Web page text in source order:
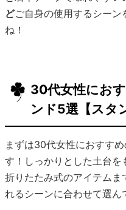
どご自身の使用するシーン
ね！
30代女性にお
ンド5選【スタ
まずは30代女性におすす
す！しっかりとした土台
折りたたみ式のアイテムま
れるシーンに合わせて選ん